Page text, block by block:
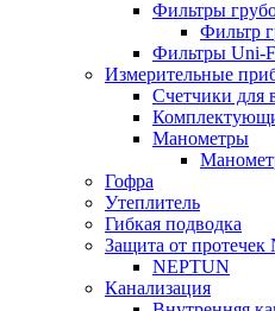
Фильтры
Фильтр
Фильтры Uni-
Измерительные
Счетчики
Манометры
Гофра
Утеплитель
Гибкая подводка
Защита от протечек
NEPTUN
Канализация